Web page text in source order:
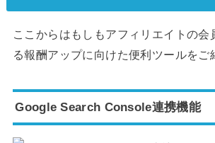
ここからはもしもアフィリエイトの会
る報酬アップに向けた便利ツールをご
Google Search Console連携機能